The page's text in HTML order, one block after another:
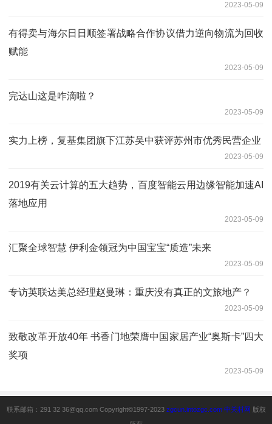
2023-05-09
有得卖与海尔日日顺签署战略合作协议借力逆向物流为回收
赋能
2023-05-09
完达山这是咋滴啦？
2023-05-09
实力上榜，复基集团旗下江苏吴中获评苏州市优秀民营企业
2023-05-09
2019有关云计算的五大趋势，百度智能云用边缘智能加速AI
落地应用
2023-05-09
汇聚全球智慧 伊利金领冠为中国宝宝“质造”未来
2023-05-09
专访英联达美总经理赵曼琳：重庆没有真正的文旅地产？
2023-05-09
致敬改革开放40年 书香门地荣膺中国家居产业“奥斯卡”四大
奖项
2023-05-09
联系邮箱：291 32 36@qq.com Copyright©1997-2023 zgcun.intozgc.com 中关村网 版权